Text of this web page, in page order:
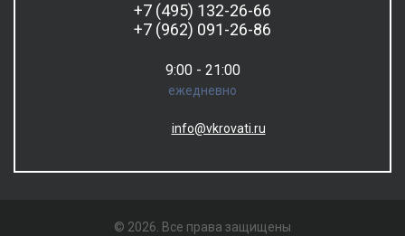
+7 (495) 132-26-66
+7 (962) 091-26-86
9:00 - 21:00
ежедневно
info@vkrovati.ru
© 2026. Все права защищены